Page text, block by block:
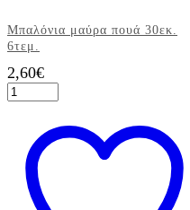
Μπαλόνια μαύρα πουά 30εκ.
6τεμ.
2,60€
Μπαλόνια
μαύρα
30εκ.
6τεμ.
ποσότητα